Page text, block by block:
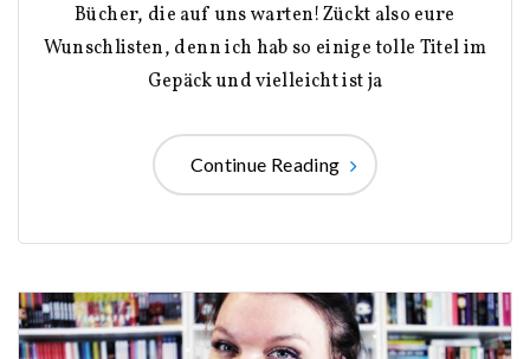
Bücher, die auf uns warten!Zückt also eure
Wunschlisten, denn ich hab so einige tolle Titel im
Gepäck und vielleicht ist ja
Continue Reading